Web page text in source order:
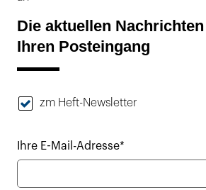
Die aktuellen
Ihren Posteingang
zm Heft-Newsletter
Ihre E-Mail-Adresse*